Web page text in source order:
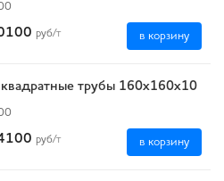
руб/т в корзину
трубы 160x160x10
руб/т в корзину